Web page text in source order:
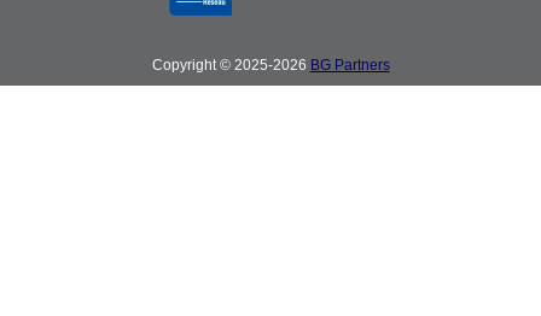
Copyright © 2025-2026 BG Partners